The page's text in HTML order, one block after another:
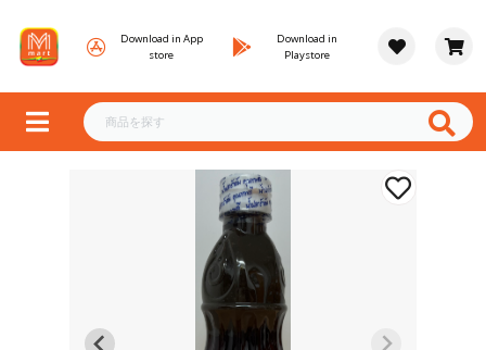
Download in App
store
Download in
Playstore